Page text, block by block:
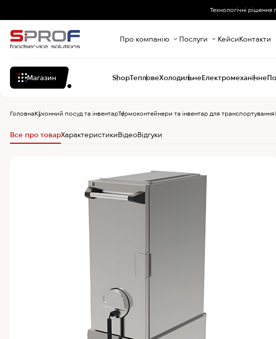
Технологічні
Про компанію Послуги КейсиКонтакти
Магазин ShopТепловеХолодильнеЕлектромеханічне
ГоловнаКухонний посуд та інвентарТермоконтейнери та інвентар для транспортування
Все про товарХарактеристикиВідеоВідгуки